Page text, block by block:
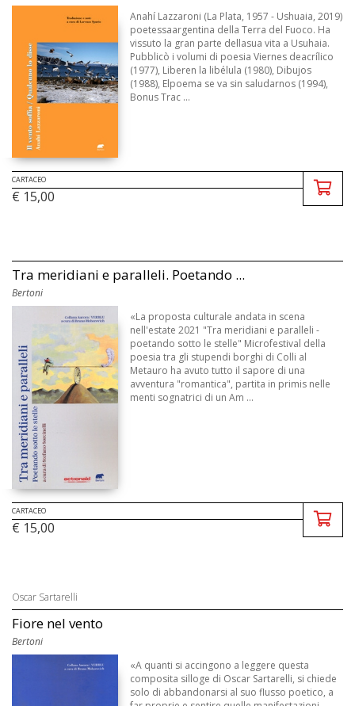
Anahí Lazzaroni (La Plata, 1957 - Ushuaia, 2019)
poetessaargentina della Terra del Fuoco. Ha
vissuto la gran parte dellasua vita a Usuhaia.
Pubblicò i volumi di poesia Viernes deacrílico
(1977), Liberen la libélula (1980), Dibujos
(1988), Elpoema se va sin saludarnos (1994),
Bonus Trac ...
CARTACEO
€ 15,00
Tra meridiani e paralleli. Poetando ...
Bertoni
«La proposta culturale andata in scena
nell'estate 2021 "Tra meridiani e paralleli -
poetando sotto le stelle" Microfestival della
poesia tra gli stupendi borghi di Colli al
Metauro ha avuto tutto il sapore di una
avventura "romantica", partita in primis nelle
menti sognatrici di un Am ...
CARTACEO
€ 15,00
Oscar Sartarelli
Fiore nel vento
Bertoni
«A quanti si accingono a leggere questa
composita silloge di Oscar Sartarelli, si chiede
solo di abbandonarsi al suo flusso poetico, a